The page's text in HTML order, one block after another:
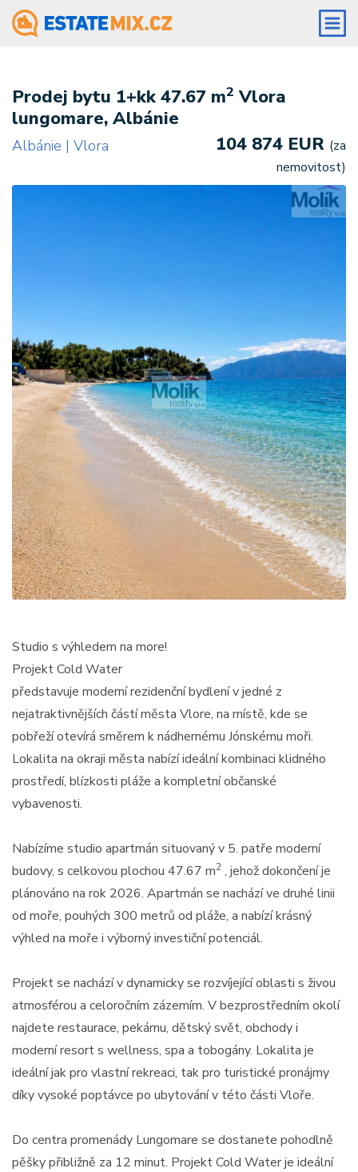
Prodej bytu 1+kk 47.67 m2 Vlora
lungomare, Albánie
Albánie | Vlora 104 874 EUR (za
nemovitost)
Studio s výhledem na more!
Projekt Cold Water
představuje moderní rezidenční bydlení v jedné z
nejatraktivnějších částí města Vlore, na místě, kde se
pobřeží otevírá směrem k nádhernému Jónskému moři.
Lokalita na okraji města nabízí ideální kombinaci klidného
prostředí, blízkosti pláže a kompletní občanské
vybavenosti.
Nabízíme studio apartmán situovaný v 5. patře moderní
budovy, s celkovou plochou 47.67 m2 , jehož dokončení je
plánováno na rok 2026. Apartmán se nachází ve druhé linii
od moře, pouhých 300 metrů od pláže, a nabízí krásný
výhled na moře i výborný investiční potenciál.
Projekt se nachází v dynamicky se rozvíjející oblasti s živou
atmosférou a celoročním zázemím. V bezprostředním okolí
najdete restaurace, pekárnu, dětský svět, obchody i
moderní resort s wellness, spa a tobogány. Lokalita je
ideální jak pro vlastní rekreaci, tak pro turistické pronájmy
díky vysoké poptávce po ubytování v této části Vloře.
Do centra promenády Lungomare se dostanete pohodlně
pěšky přibližně za 12 minut. Projekt Cold Water je ideální